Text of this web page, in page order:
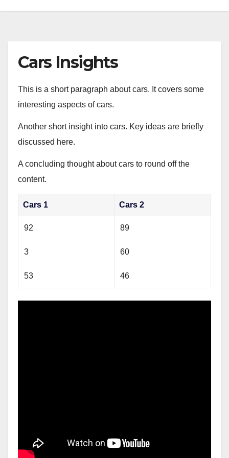
Cars Insights
This is a short paragraph about cars. It covers some
interesting aspects of cars.
Another short insight into cars. Key ideas are briefly
discussed here.
A concluding thought about cars to round off the
content.
Cars 1 Cars 2
92 89
3 60
53 46